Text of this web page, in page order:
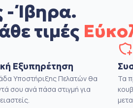
- Ίβηρα.
τιμές
Εξυπηρέτηση
Υποστήριξης Πελατών θα
σου ανά πάσα στιγμή για
Τα